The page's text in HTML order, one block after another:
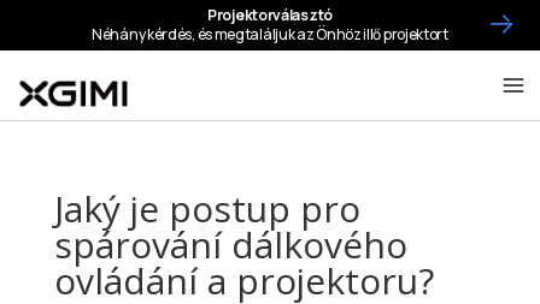
Jaký je postup pro
spárování dálkového
ovládání a projektoru?